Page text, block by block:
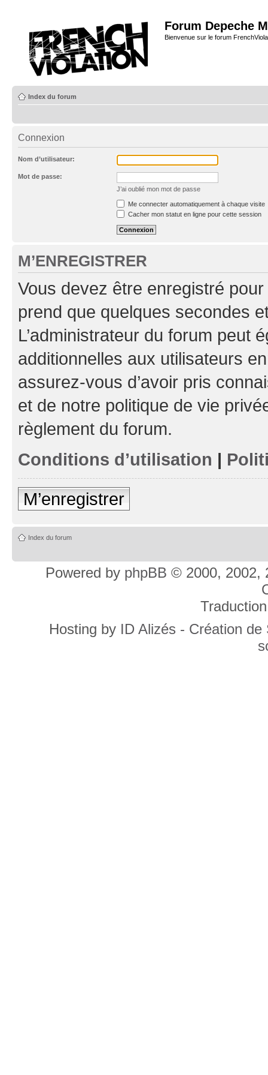
Forum Depeche
Bienvenue sur le forum
Index du forum
Connexion
Nom d’utilisateur:
Mot de passe:
J’ai oublié mon mot de passe
Me connecter automatiquement à chaque visite
Cacher mon statut en ligne pour cette session
M’ENREGISTRER
Vous devez être enregistré
prend que quelques secondes
L’administrateur du forum peut
additionnelles aux utilisateurs
assurez-vous d’avoir pris
et de notre politique de vie
règlement du forum.
Conditions d’utilisation |
M’enregistrer
Index du forum
Powered by phpBB © 2000, 2002,
Hosting by ID Alizés - Création